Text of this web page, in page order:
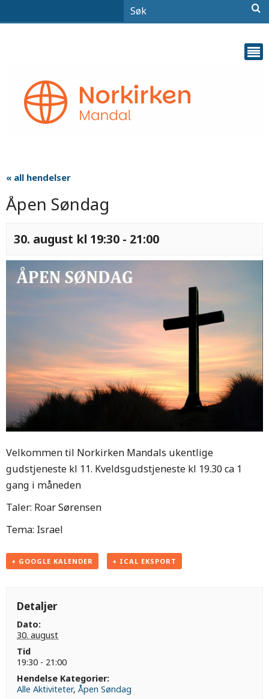
« all hendelser
Åpen Søndag
30. august kl 19:30 - 21:00
Velkommen til Norkirken Mandals ukentlige
gudstjeneste kl 11. Kveldsgudstjeneste kl 19.30 ca 1
gang i måneden
Taler: Roar Sørensen
Tema: Israel
+ GOOGLE KALENDER + ICAL EKSPORT
Detaljer
Dato:
30. august
Tid
19:30 - 21:00
Hendelse Kategorier:
Alle Aktiviteter,Åpen Søndag